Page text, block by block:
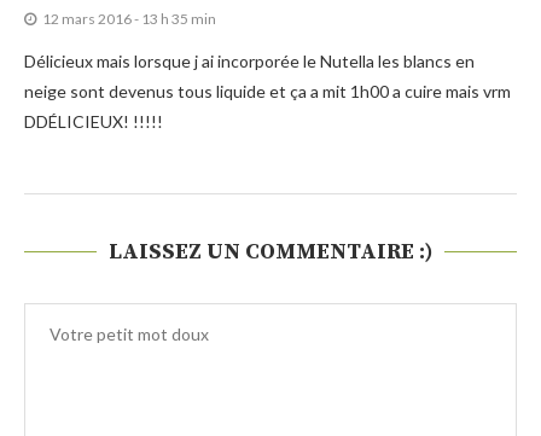
12 mars 2016 - 13 h 35 min
Délicieux mais lorsque j ai incorporée le Nutella les blancs en
neige sont devenus tous liquide et ça a mit 1h00 a cuire mais vrm
DDÉLICIEUX! !!!!!
LAISSEZ UN COMMENTAIRE :)